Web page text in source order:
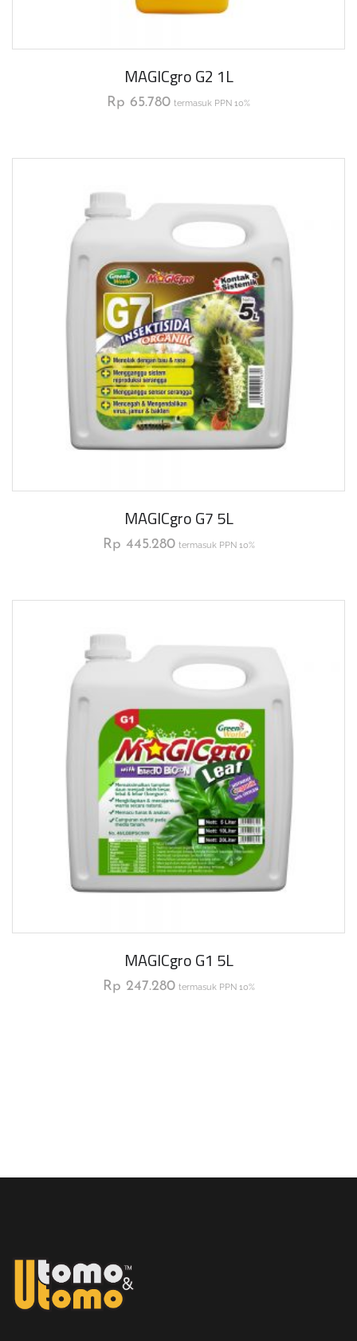
MAGICgro G2 1L
Rp 65.780 termasuk PPN 10%
MAGICgro G7 5L
Rp 445.280 termasuk PPN 10%
MAGICgro G1 5L
Rp 247.280 termasuk PPN 10%